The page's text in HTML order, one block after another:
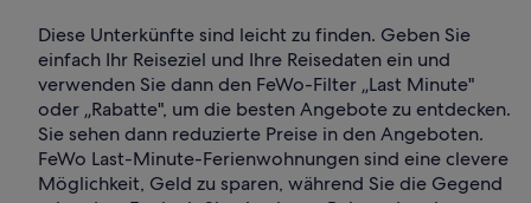
Diese Unterkünfte sind leicht zu finden. Geben Sie
einfach Ihr Reiseziel und Ihre Reisedaten ein und
verwenden Sie dann den FeWo-Filter „Last Minute"
oder „Rabatte", um die besten Angebote zu entdecken.
Sie sehen dann reduzierte Preise in den Angeboten.
FeWo Last-Minute-Ferienwohnungen sind eine clevere
Möglichkeit, Geld zu sparen, während Sie die Gegend